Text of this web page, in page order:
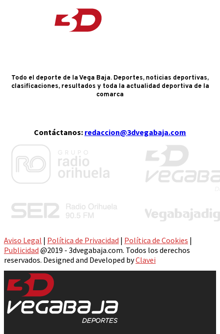
Todo el deporte de la Vega Baja. Deportes, noticias deportivas,
clasificaciones, resultados y toda la actualidad deportiva de la
comarca
Contáctanos: redaccion@3dvegabaja.com
Aviso Legal | Política de Privacidad | Política de Cookies |
Publicidad @2019 - 3dvegabaja.com. Todos los derechos
reservados. Designed and Developed byClavei